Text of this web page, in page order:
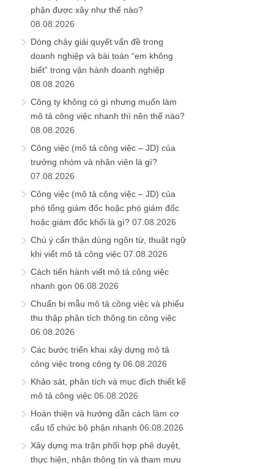
phận được xây như thế nào?
08.08.2026
Dòng chảy giải quyết vấn đề trong
doanh nghiệp và bài toán “em không
biết” trong vận hành doanh nghiệp
08.08.2026
Công ty không có gì nhưng muốn làm
mô tả công việc nhanh thì nên thế nào?
08.08.2026
Công việc (mô tả công việc – JD) của
trưởng nhóm và nhân viên là gì?
07.08.2026
Công việc (mô tả công việc – JD) của
phó tổng giám đốc hoặc phó giám đốc
hoặc giám đốc khối là gì? 07.08.2026
Chú ý cẩn thận dùng ngôn từ, thuật ngữ
khi viết mô tả công việc 07.08.2026
Cách tiến hành viết mô tả công việc
nhanh gọn 06.08.2026
Chuẩn bị mẫu mô tả công việc và phiếu
thu thập phân tích thông tin công việc
06.08.2026
Các bước triển khai xây dựng mô tả
công việc trong công ty 06.08.2026
Khảo sát, phân tích và mục đích thiết kế
mô tả công việc 06.08.2026
Hoàn thiện và hướng dẫn cách làm cơ
cấu tổ chức bộ phận nhanh 06.08.2026
Xây dựng ma trận phối hợp phê duyệt,
thực hiện, nhận thông tin và tham mưu